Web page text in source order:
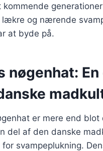
kommende
lækre og nærende
at byde på.
nøgenhat:
er mere end blot
del af den danske
svampeplukning.